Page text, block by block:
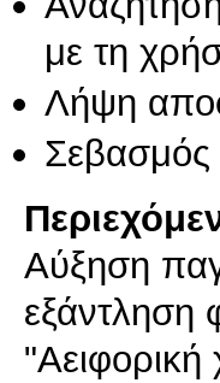
με τη
Λήψη
Σεβασμός
Αύξηση
εξάντληση